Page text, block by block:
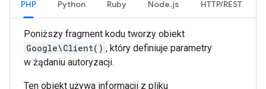
PHP Python Ruby Node.js HTTP/REST
Poniższy fragment kodu tworzy obiekt
Google\Client() , który definiuje parametry
w żądaniu autoryzacji.
Ten obiekt używa informacji z pliku